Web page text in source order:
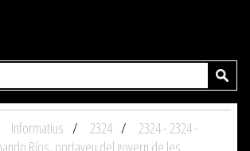
Informatius 2324
2324 - 2324 -
Ríos, portaveu del govern de les